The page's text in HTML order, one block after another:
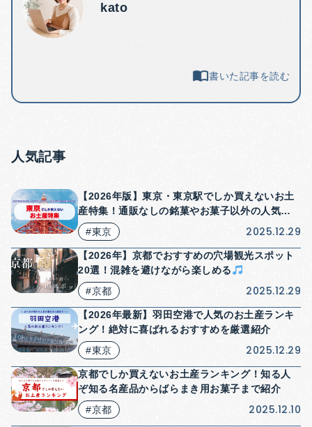
kato
書いた記事を読む
人気記事
【2026年版】東京・東京駅でしか買えないお土
産特集！通販なしの銘菓やお菓子以外の人気商
品も紹介！
#東京 2025.12.29
【2026年】京都でおすすめの穴場観光スポット
20選！混雑を避けながら楽しめる
#京都
2025.12.29
【2026年最新】羽田空港で人気のお土産ランキ
ング！絶対に喜ばれるおすすめを厳選紹介
#東京
2025.12.29
京都でしか買えないお土産ランキング！知る人
ぞ知る名産品からばらまき用お菓子まで紹介
#京都
2025.12.10